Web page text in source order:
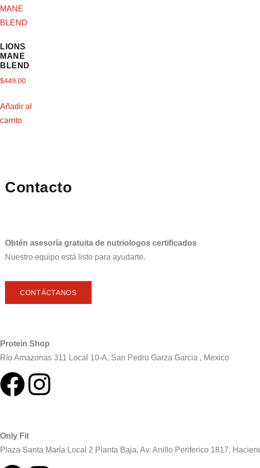
LIONS
MANE
BLEND
$449.00
Añadir al
carrito
Contacto
Obtén asesoría gratuita de nutriologos certificados
Nuestro equipo está listo para ayudarte.
CONTÁCTANOS
Protein Shop
Río Amazonas 311 Local 10-A, San Pedro Garza Garcia , Mexico
Only Fit
Plaza Santa María Local 2 Planta Baja, Av. Anillo Periferico 1817,